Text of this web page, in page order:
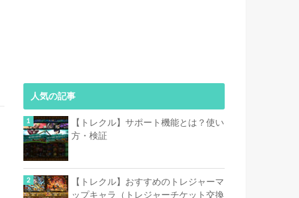
人気の記事
【トレクル】サポート機能とは？使い
方・検証
【トレクル】おすすめのトレジャーマ
ップキャラ（トレジャーチケット交換